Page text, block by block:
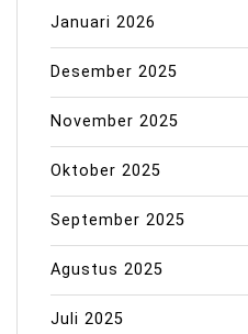
Januari 2026
Desember 2025
November 2025
Oktober 2025
September 2025
Agustus 2025
Juli 2025